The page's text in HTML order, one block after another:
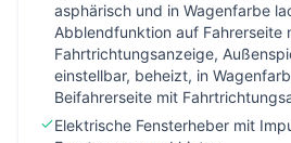
asphärisch und in Wagenfarbe
Abblendfunktion auf Fahrerseite
Fahrtrichtungsanzeige,
einstellbar, beheizt, in
Beifahrerseite mit
Elektrische Fensterheber mit